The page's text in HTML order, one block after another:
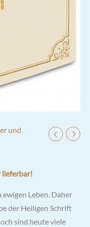
und
lieferbar!
Leben. Daher
der Heiligen Schrift
sind heute viele